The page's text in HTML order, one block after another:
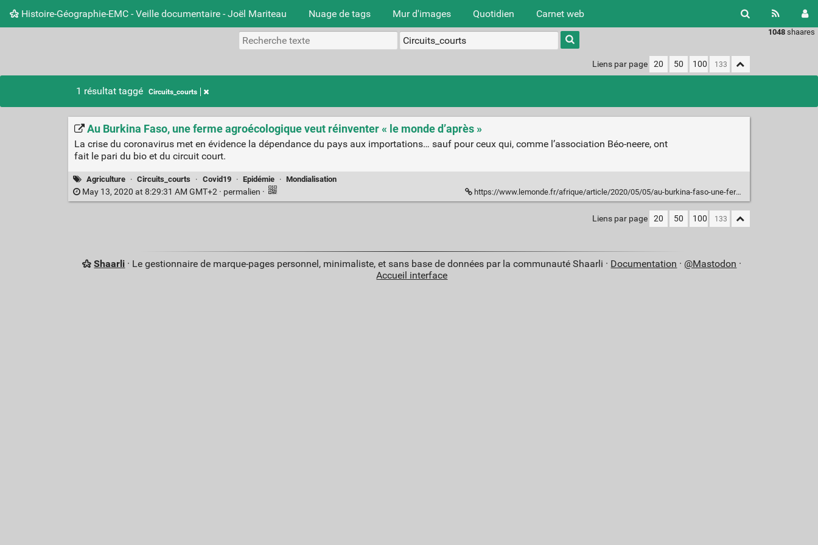
Histoire-Géographie-EMC - Veille documentaire - Joël Mariteau Nuage de tags Mur d'images Quotidien Carnet web
1048 shaares
Type 1 or
more
charactersLiens par page 20 50 100
1 résultat taggé Circuits_courts
Au Burkina Faso, une ferme agroécologique veut réinventer « le monde d’après »
La crise du coronavirus met en évidence la dépendance du pays aux importations… sauf pour ceux qui, comme l’association Béo-neere, ont
fait le pari du bio et du circuit court.
Agriculture · Circuits_courts · Covid19 · Epidémie · Mondialisation
May 13, 2020 at 8:29:31 AM GMT+2 · permalien · https://www.lemonde.fr/afrique/article/2020/05/05/au-burkina-faso-une-ferme-agroecologique-veut-reinventer-le-monde-d-apres_6038766_3212.html
Liens par page 20 50 100
Shaarli · Le gestionnaire de marque-pages personnel, minimaliste, et sans base de données par la communauté Shaarli · Documentation · @Mastodon ·
Accueil interface